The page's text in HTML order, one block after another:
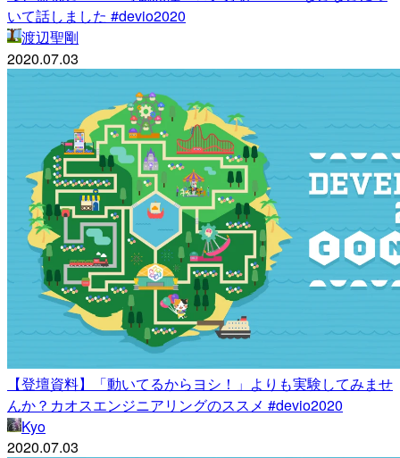
いて話しました #devio2020
渡辺聖剛
2020.07.03
【登壇資料】「動いてるからヨシ！」よりも実験してみませ
んか？カオスエンジニアリングのススメ #devio2020
Kyo
2020.07.03